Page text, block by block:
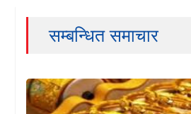
सम्बन्धित समाचार